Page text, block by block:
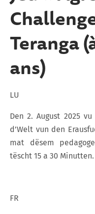
Teranga
ans)
LU
Den 2. August 2025
d’Welt vun den
mat dësem
tëscht 15 a 30 Minutten.
FR